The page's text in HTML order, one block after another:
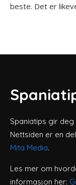
beste. Det er
Spaniatips gir
Nettsiden er en
Mita Media.
Les mer om
informasjon her: